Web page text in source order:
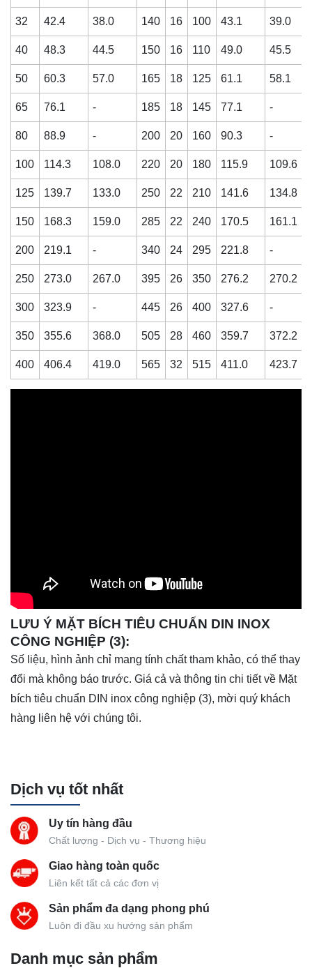
32 42.4 38.0 140 16 100 43.1 39.0
40 48.3 44.5 150 16 110 49.0 45.5
50 60.3 57.0 165 18 125 61.1 58.1
65 76.1 - 185 18 145 77.1 -
80 88.9 - 200 20 160 90.3 -
100 114.3 108.0 220 20 180 115.9 109.6
125 139.7 133.0 250 22 210 141.6 134.8
150 168.3 159.0 285 22 240 170.5 161.1
200 219.1 - 340 24 295 221.8 -
250 273.0 267.0 395 26 350 276.2 270.2
300 323.9 - 445 26 400 327.6 -
350 355.6 368.0 505 28 460 359.7 372.2
400 406.4 419.0 565 32 515 411.0 423.7
LƯU Ý MẶT BÍCH TIÊU CHUẨN DIN INOX
CÔNG NGHIỆP (3):
Số liệu, hình ảnh chỉ mang tính chất tham khảo, có thể thay
đổi mà không báo trước. Giá cả và thông tin chi tiết về Mặt
bích tiêu chuẩn DIN inox công nghiệp (3), mời quý khách
hàng liên hệ với chúng tôi.
Dịch vụ tốt nhất
Uy tín hàng đầu
Chất lượng - Dịch vụ - Thương hiệu
Giao hàng toàn quốc
Liên kết tất cả các đơn vị
Sản phẩm đa dạng phong phú
Luôn đi đầu xu hướng sản phẩm
Danh mục sản phẩm